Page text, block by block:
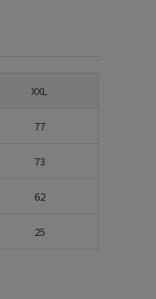
XXL
77
73
62
25